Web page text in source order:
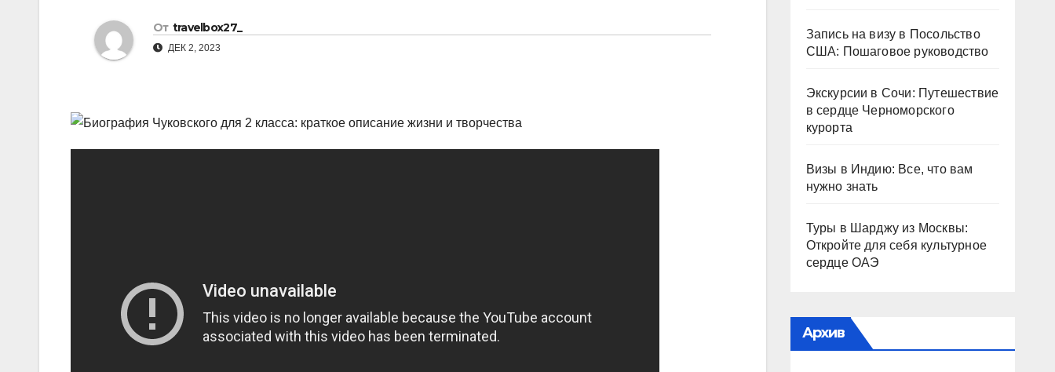
От travelbox27_
ДЕК 2, 2023
Запись на визу в Посольство
США: Пошаговое руководство
Экскурсии в Сочи: Путешествие
в сердце Черноморского
курорта
Визы в Индию: Все, что вам
нужно знать
Туры в Шарджу из Москвы:
Откройте для себя культурное
сердце ОАЭ
Архив